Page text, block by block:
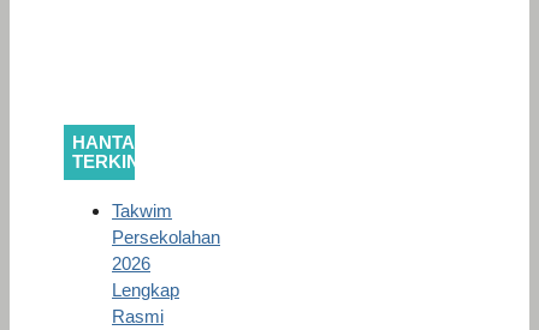
HANTARAN
TERKINI
Takwim
Persekolahan
2026
Lengkap
Rasmi